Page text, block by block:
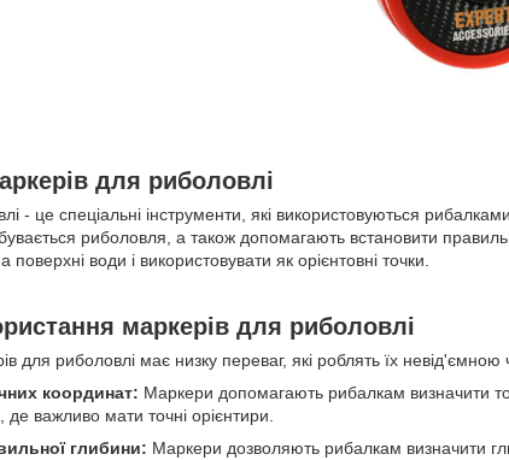
для риболовлі
- це спеціальні інструменти, які використовуються
риболовля, а також допомагають встановити
поверхні води і використовувати як орієнтовні точки.
маркерів для риболовлі
для риболовлі має низку переваг, які роблять їх
координат: Маркери допомагають рибалкам визначити
важливо мати точні орієнтири.
глибини: Маркери дозволяють рибалкам визначити